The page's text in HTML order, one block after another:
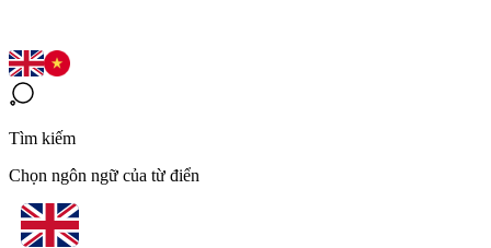
Tìm kiếm
Chọn ngôn ngữ của từ điển